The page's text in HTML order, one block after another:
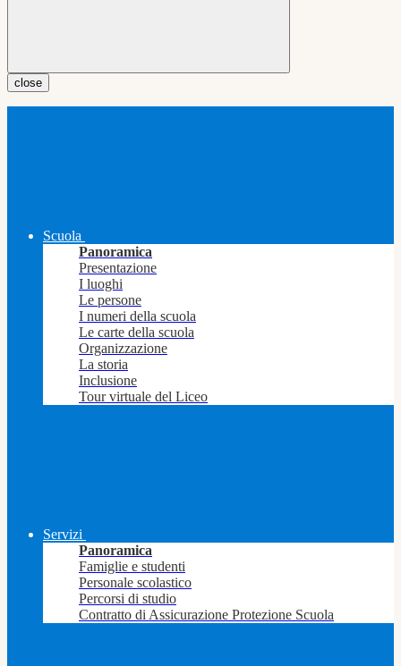
close
Scuola
Panoramica
Presentazione
I luoghi
Le persone
I numeri della scuola
Le carte della scuola
Organizzazione
La storia
Inclusione
Tour virtuale del Liceo
Servizi
Panoramica
Famiglie e studenti
Personale scolastico
Percorsi di studio
Contratto di Assicurazione Protezione Scuola